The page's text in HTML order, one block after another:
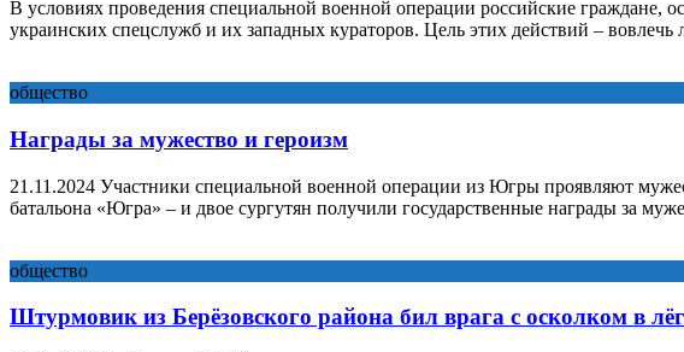
В условиях проведения специальной военной операции российские граждане,
украинских спецслужб и их западных кураторов. Цель этих действий –
общество
Награды за мужество и героизм
21.11.2024 Участники специальной военной операции из Югры проявляют
батальона «Югра» – и двое сургутян получили государственные награды за
общество
Штурмовик из Берёзовского района бил врага с осколком в